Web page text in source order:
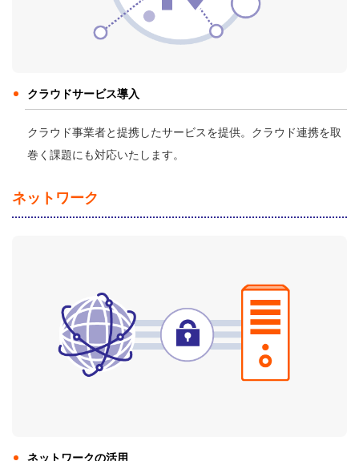
クラウドサービス導入
クラウド事業者と提携したサービスを提供。クラウド連携を取
巻く課題にも対応いたします。
ネットワーク
ネットワークの活用